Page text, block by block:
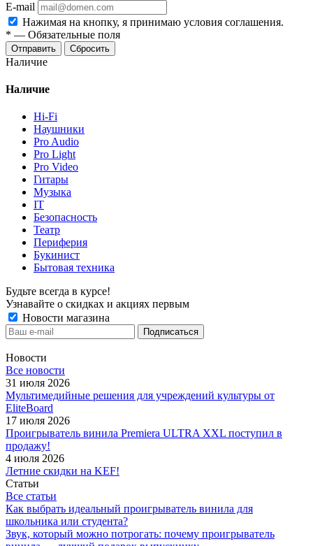
E-mail
Нажимая на кнопку, я принимаю условия соглашения.
* — Обязательные поля
Отправить Сбросить
Наличие
Наличие
Hi-Fi
Наушники
Pro Audio
Pro Light
Pro Video
Гитары
Музыка
IT
Безопасность
Театр
Периферия
Букинист
Бытовая техника
Будьте всегда в курсе!
Узнавайте о скидках и акциях первым
Новости магазина
Новости
Все новости
31 июля 2026
Мультимедийные решения для учреждений культуры от
EliteBoard
17 июля 2026
Проигрыватель винила Premiera ULTRA XXL поступил в
продажу!
4 июля 2026
Летние скидки на KEF!
Статьи
Все статьи
Как выбрать идеальный проигрыватель винила для
школьника или студента?
Звук, который можно потрогать: почему проигрыватель